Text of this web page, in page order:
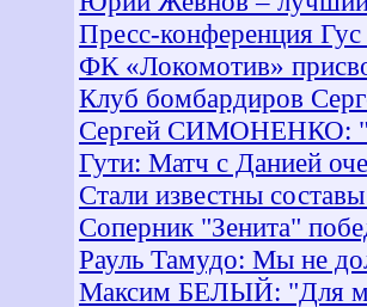
Пресс-конференция
ФК «Локомотив»
Клуб бомбардиров
Сергей СИМОНЕНКО:
Гути: Матч с Данией
Стали известны
Соперник "Зенита"
Рауль Тамудо: Мы не
Максим БЕЛЫЙ: "Для